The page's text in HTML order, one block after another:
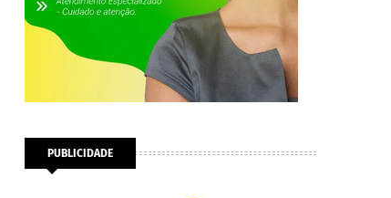
PUBLICIDADE